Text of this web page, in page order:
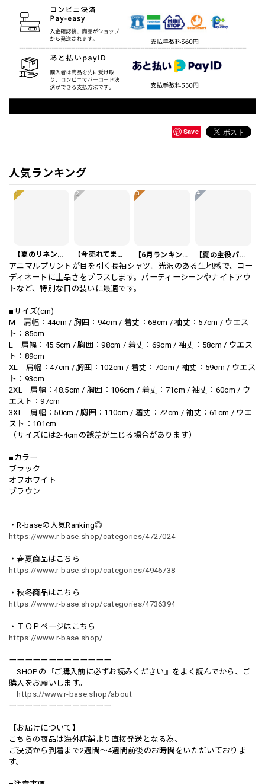
Save
人気ランキング
1
【夏のリネンスーツ】リネンシングルブレストカジュアルスーツ SU0188
2
【今売れてます】編み込みベルト付き フラット サンダル 3color SH0128
3
【6月ランキング1位】プレートアクセントポロシャツ KA0826
4
【夏の主役パンツ】ワッフル カジュアル スリムスラックスパンツ PA0226
アニマルプリントが目を引く長袖シャツ。光沢のある生地感で、コー
ディネートに上品さをプラスします。パーティーシーンやナイトアウ
トなど、特別な日の装いに最適です。
■サイズ(cm)
M 肩幅：44cm / 胸囲：94cm / 着丈：68cm / 袖丈：57cm / ウエス
ト：85cm
L 肩幅：45.5cm / 胸囲：98cm / 着丈：69cm / 袖丈：58cm / ウエス
ト：89cm
XL 肩幅：47cm / 胸囲：102cm / 着丈：70cm / 袖丈：59cm / ウエス
ト：93cm
2XL 肩幅：48.5cm / 胸囲：106cm / 着丈：71cm / 袖丈：60cm / ウ
エスト：97cm
3XL 肩幅：50cm / 胸囲：110cm / 着丈：72cm / 袖丈：61cm / ウエ
スト：101cm
（サイズには2-4cmの誤差が生じる場合があります）
■カラー
ブラック
オフホワイト
ブラウン
・R-baseの人気Ranking◎
https://www.r-base.shop/categories/4727024
・春夏商品はこちら
https://www.r-base.shop/categories/4946738
・秋冬商品はこちら
https://www.r-base.shop/categories/4736394
・ＴＯＰページはこちら
https://www.r-base.shop/
ーーーーーーーーーーーーー
SHOPの『ご購入前に必ずお読みください』をよく読んでから、ご
購入をお願いします。
https://www.r-base.shop/about
ーーーーーーーーーーーーー
【お届けについて】
こちらの商品は海外店舗より直接発送となる為、
ご決済から到着まで2週間〜4週間前後のお時間をいただいておりま
す。